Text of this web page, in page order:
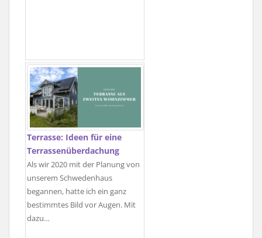
Terrasse: Ideen für eine
Terrassenüberdachung
Als wir 2020 mit der Planung von
unserem Schwedenhaus
begannen, hatte ich ein ganz
bestimmtes Bild vor Augen. Mit
dazu…